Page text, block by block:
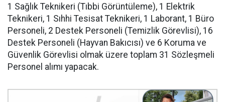
1 Sağlık Teknikeri (Tıbbi Görüntüleme), 1 Elektrik
Teknikeri, 1 Sıhhi Tesisat Teknikeri, 1 Laborant, 1 Büro
Personeli, 2 Destek Personeli (Temizlik Görevlisi), 16
Destek Personeli (Hayvan Bakıcısı) ve 6 Koruma ve
Güvenlik Görevlisi olmak üzere toplam 31 Sözleşmeli
Personel alımı yapacak.